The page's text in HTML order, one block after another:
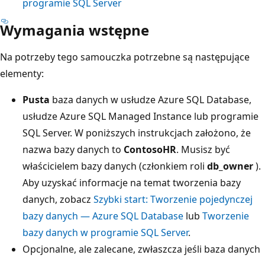
programie SQL Server
Wymagania wstępne
Na potrzeby tego samouczka potrzebne są następujące
elementy:
Pusta baza danych w usłudze Azure SQL Database,
usłudze Azure SQL Managed Instance lub programie
SQL Server. W poniższych instrukcjach założono, że
nazwa bazy danych to ContosoHR. Musisz być
właścicielem bazy danych (członkiem roli db_owner).
Aby uzyskać informacje na temat tworzenia bazy
danych, zobacz Szybki start: Tworzenie pojedynczej
bazy danych — Azure SQL Database lub Tworzenie
bazy danych w programie SQL Server.
Opcjonalne, ale zalecane, zwłaszcza jeśli baza danych